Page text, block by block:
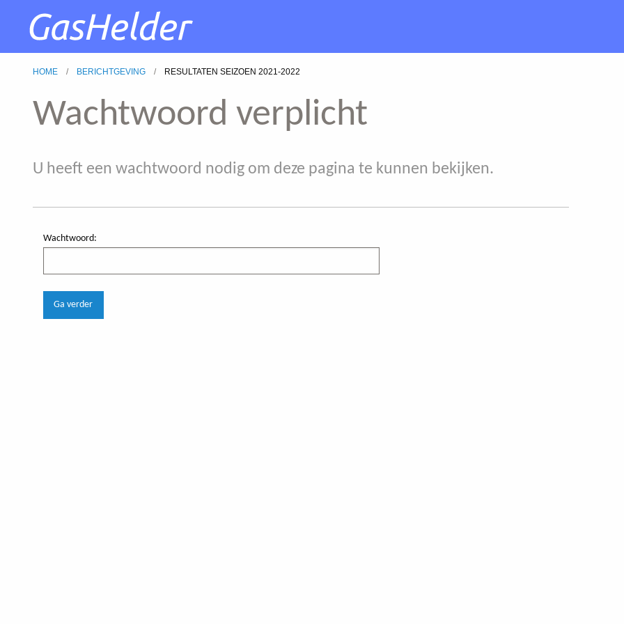
HOME BERICHTGEVING RESULTATEN SEIZOEN 2021-2022
Wachtwoord verplicht
U heeft een wachtwoord nodig om deze pagina te kunnen bekijken.
Wachtwoord: